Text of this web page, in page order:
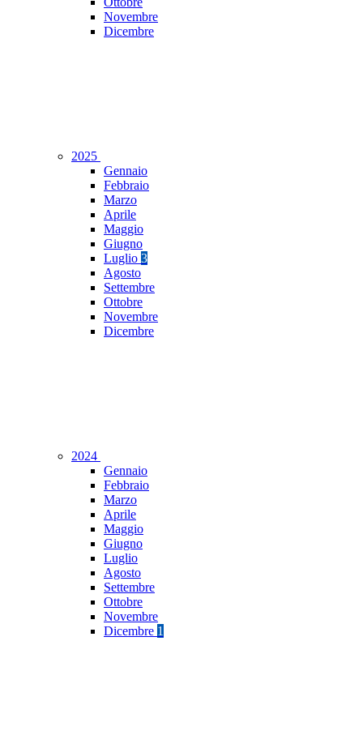
Novembre
Dicembre
2025
Gennaio
Febbraio
Marzo
Aprile
Maggio
Giugno
Luglio 3
Agosto
Settembre
Ottobre
Novembre
Dicembre
2024
Gennaio
Febbraio
Marzo
Aprile
Maggio
Giugno
Luglio
Agosto
Settembre
Ottobre
Novembre
Dicembre 1